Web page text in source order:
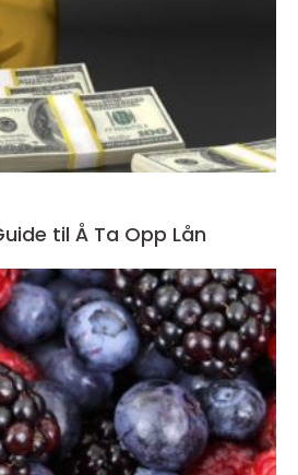
til Å Ta Opp Lån